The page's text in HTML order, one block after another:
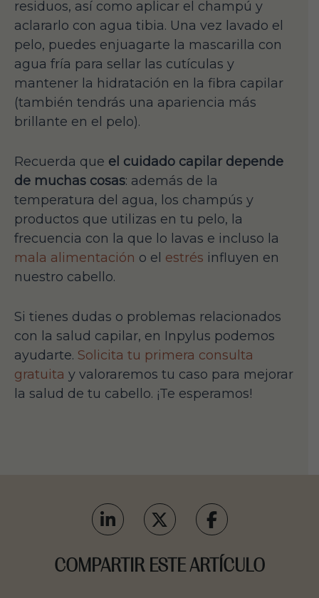
residuos, así como aplicar el champú y
aclararlo con agua tibia. Una vez lavado el
pelo, puedes enjuagarte la mascarilla con
agua fría para sellar las cutículas y
mantener la hidratación en la fibra capilar
(también tendrás una apariencia más
brillante en el pelo).
Recuerda que el cuidado capilar depende
de muchas cosas: además de la
temperatura del agua, los champús y
productos que utilizas en tu pelo, la
frecuencia con la que lo lavas e incluso la
mala alimentación o el estrés influyen en
nuestro cabello.
Si tienes dudas o problemas relacionados
con la salud capilar, en Inpylus podemos
ayudarte. Solicita tu primera consulta
gratuita y valoraremos tu caso para mejorar
la salud de tu cabello. ¡Te esperamos!
COMPARTIR ESTE ARTÍCULO